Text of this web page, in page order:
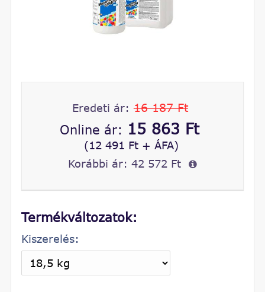
Eredeti ár: 16 187 Ft
Online ár: 15 863 Ft
(12 491 Ft + ÁFA)
Korábbi ár: 42 572 Ft
Termékváltozatok:
Kiszerelés: